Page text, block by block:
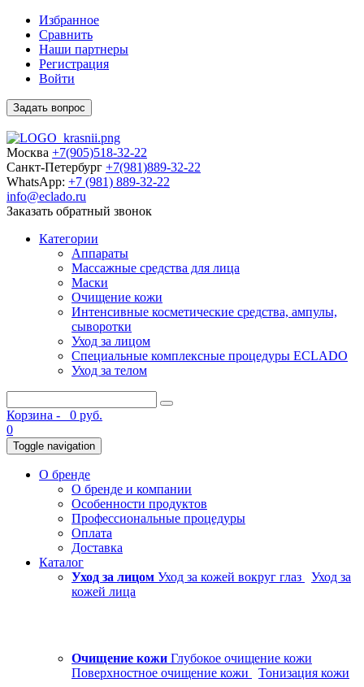
Избранное
Сравнить
Наши партнеры
Регистрация
Войти
Задать вопрос
Москва +7(905)518-32-22
Санкт-Петербург +7(981)889-32-22
WhatsApp: +7 (981) 889-32-22
info@eclado.ru
Заказать обратный звонок
Категории
Аппараты
Массажные средства для лица
Маски
Очищение кожи
Интенсивные косметические средства, ампулы,
сыворотки
Уход за лицом
Специальные комплексные процедуры ECLADO
Уход за телом
Корзина -
0 руб.
0
Toggle navigation
О бренде
О бренде и компании
Особенности продуктов
Профессиональные процедуры
Оплата
Доставка
Каталог
Уход за лицом Уход за кожей вокруг глаз
Уход за
кожей лица
Очищение кожи Глубокое очищение кожи
Поверхностное очищение кожи
Тонизация кожи